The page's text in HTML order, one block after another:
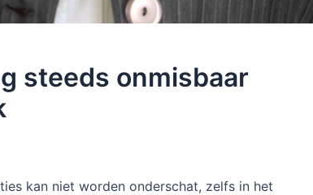
steeds onmisbaar
kan niet worden onderschat, zelfs in het